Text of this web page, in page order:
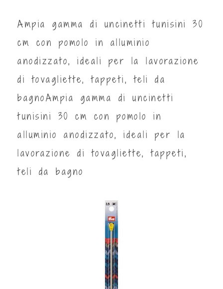
Ampia gamma di uncinetti tunisini 30
cm con pomolo in alluminio
anodizzato, ideali per la lavorazione
di tovagliette, tappeti, teli da
bagnoAmpia gamma di uncinetti
tunisini 30 cm con pomolo in
alluminio anodizzato, ideali per la
lavorazione di tovagliette, tappeti,
teli da bagno